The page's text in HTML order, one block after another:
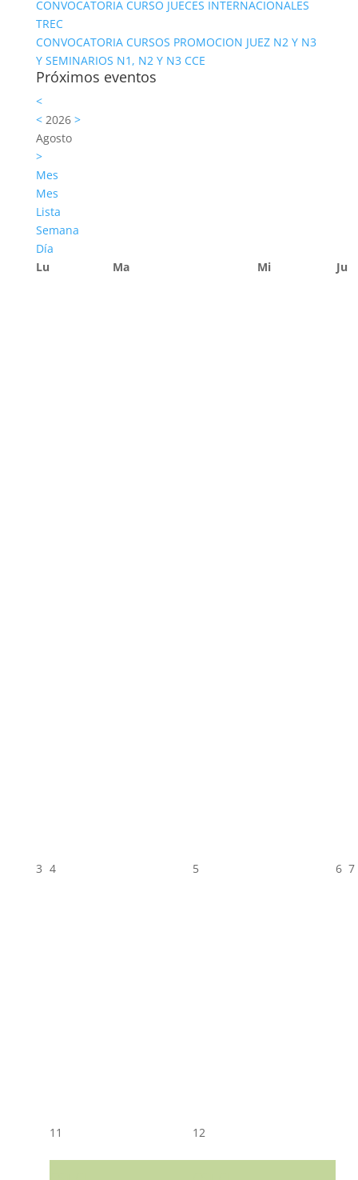
CONVOCATORIA CURSO JUECES INTERNACIONALES
TREC
CONVOCATORIA CURSOS PROMOCION JUEZ N2 Y N3
Y SEMINARIOS N1, N2 Y N3 CCE
Próximos eventos
<
<2026 >
Agosto
>
Mes
Mes
Lista
Semana
Día
Lu
Ma Mi Ju
3 4 5 6 7
11 12